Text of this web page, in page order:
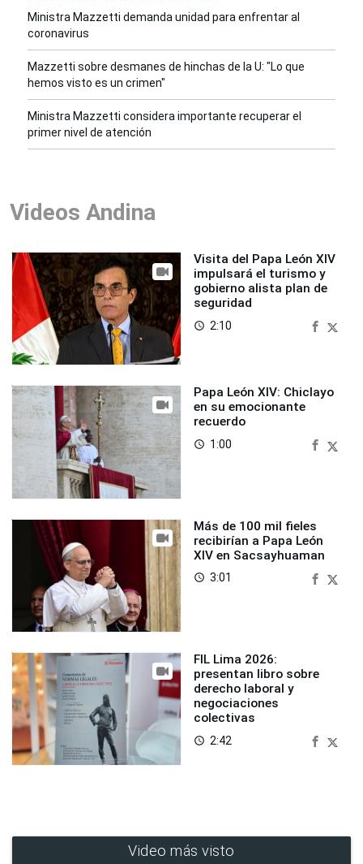
Ministra Mazzetti demanda unidad para enfrentar al
coronavirus
Mazzetti sobre desmanes de hinchas de la U: "Lo que
hemos visto es un crimen"
Ministra Mazzetti considera importante recuperar el
primer nivel de atención
Videos Andina
Visita del Papa León XIV
impulsará el turismo y
gobierno alista plan de
seguridad
access_time 2:10
Papa León XIV: Chiclayo
en su emocionante
recuerdo
access_time 1:00
Más de 100 mil fieles
recibirían a Papa León
XIV en Sacsayhuaman
access_time 3:01
FIL Lima 2026:
presentan libro sobre
derecho laboral y
negociaciones
colectivas
access_time 2:42
Video más visto